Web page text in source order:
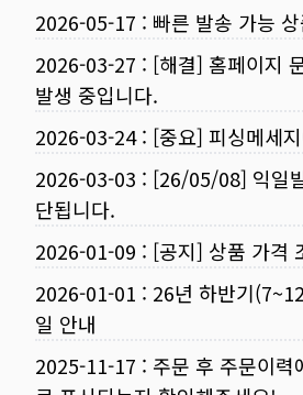
2026-05-17 : 빠른 발송 가능
2026-03-27 : [해결] 홈페이지
발생 중입니다.
2026-03-24: [중요] 피싱메세
2026-03-03 : [26/05/08] 익일
단됩니다.
2026-01-09 : [공지] 상품 가격
2026-01-01 : 26년 하반기
일 안내
2025-11-17 : 주문 후 주문이력